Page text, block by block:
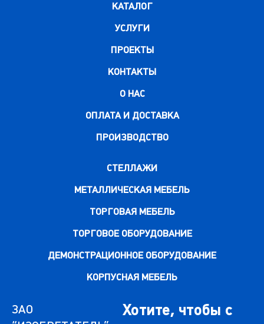
КАТАЛОГ
УСЛУГИ
ПРОЕКТЫ
КОНТАКТЫ
О НАС
ОПЛАТА И ДОСТАВКА
ПРОИЗВОДСТВО
СТЕЛЛАЖИ
МЕТАЛЛИЧЕСКАЯ МЕБЕЛЬ
ТОРГОВАЯ МЕБЕЛЬ
ТОРГОВОЕ ОБОРУДОВАНИЕ
ДЕМОНСТРАЦИОННОЕ ОБОРУДОВАНИЕ
КОРПУСНАЯ МЕБЕЛЬ
ЗАО
Хотите, чтобы с